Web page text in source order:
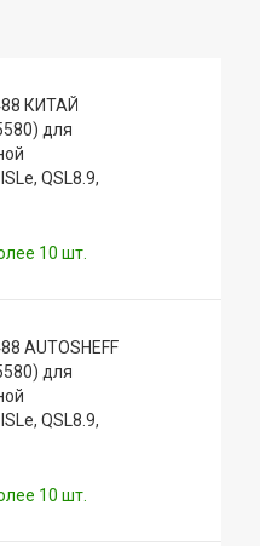
КИТАЙ
для
QSL8.9,
10 шт.
AUTOSHEFF
для
QSL8.9,
10 шт.